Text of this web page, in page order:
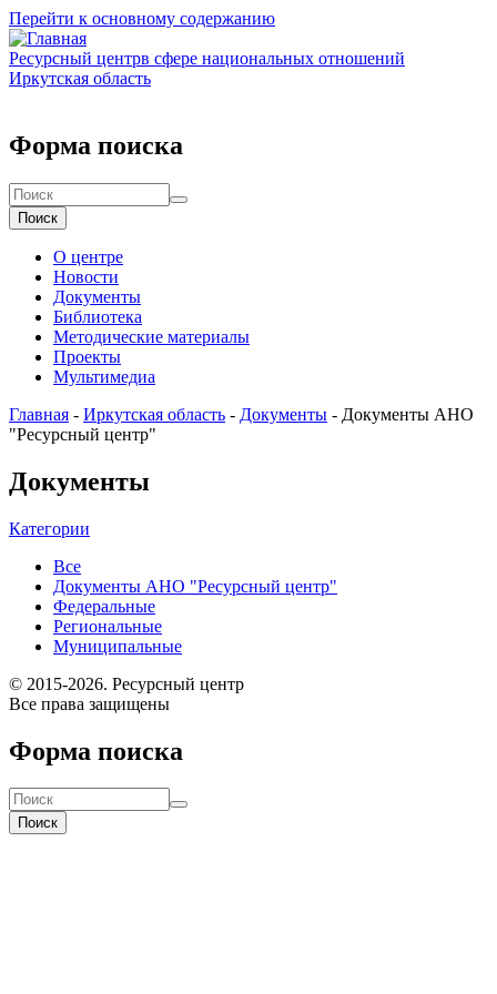
Перейти к основному содержанию
Ресурсный центрв сфере национальных отношений
Иркутская область
Форма поиска
Поиск
О центре
Новости
Документы
Библиотека
Методические материалы
Проекты
Мультимедиа
Главная - Иркутская область - Документы - Документы АНО
"Ресурсный центр"
Документы
Категории
Все
Документы АНО "Ресурсный центр"
Федеральные
Региональные
Муниципальные
© 2015-2026. Ресурсный центр
Все права защищены
Форма поиска
Поиск